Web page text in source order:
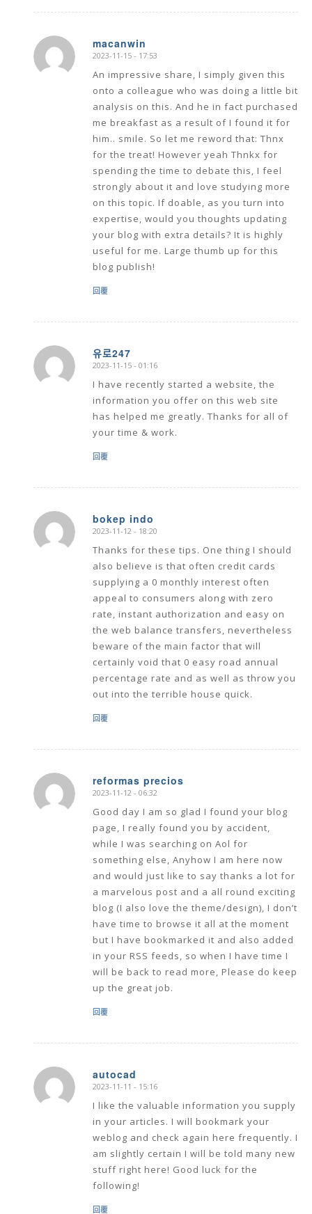
macanwin
says:
2023-11-15 - 17:53
An impressive share, I simply given this
onto a colleague who was doing a little bit
analysis on this. And he in fact purchased
me breakfast as a result of I found it for
him.. smile. So let me reword that: Thnx
for the treat! However yeah Thnkx for
spending the time to debate this, I feel
strongly about it and love studying more
on this topic. If doable, as you turn into
expertise, would you thoughts updating
your blog with extra details? It is highly
useful for me. Large thumb up for this
blog publish!
回覆
유로247
says:
2023-11-15 - 01:16
I have recently started a website, the
information you offer on this web site
has helped me greatly. Thanks for all of
your time & work.
回覆
bokep indo
says:
2023-11-12 - 18:20
Thanks for these tips. One thing I should
also believe is that often credit cards
supplying a 0 monthly interest often
appeal to consumers along with zero
rate, instant authorization and easy on
the web balance transfers, nevertheless
beware of the main factor that will
certainly void that 0 easy road annual
percentage rate and as well as throw you
out into the terrible house quick.
回覆
reformas precios
says:
2023-11-12 - 06:32
Good day I am so glad I found your blog
page, I really found you by accident,
while I was searching on Aol for
something else, Anyhow I am here now
and would just like to say thanks a lot for
a marvelous post and a all round exciting
blog (I also love the theme/design), I don’t
have time to browse it all at the moment
but I have bookmarked it and also added
in your RSS feeds, so when I have time I
will be back to read more, Please do keep
up the great job.
回覆
autocad
says:
2023-11-11 - 15:16
I like the valuable information you supply
in your articles. I will bookmark your
weblog and check again here frequently. I
am slightly certain I will be told many new
stuff right here! Good luck for the
following!
回覆